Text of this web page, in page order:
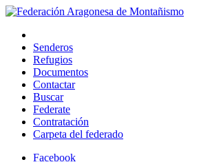
Senderos
Refugios
Documentos
Contactar
Buscar
Federate
Contratación
Carpeta del federado
Facebook